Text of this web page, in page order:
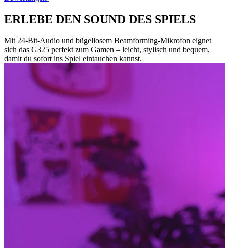
ERLEBE DEN SOUND DES SPIELS
Mit 24-Bit-Audio und bügellosem Beamforming-Mikrofon eignet
sich das G325 perfekt zum Gamen – leicht, stylisch und bequem,
damit du sofort ins Spiel eintauchen kannst.